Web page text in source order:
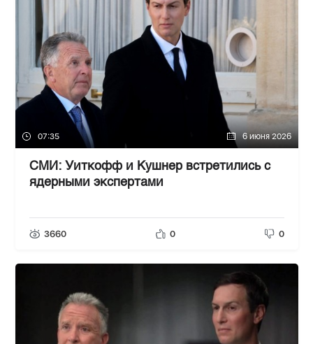
07:35 6 июня 2026
СМИ: Уиткофф и Кушнер встретились с
ядерными экспертами
3660 0 0